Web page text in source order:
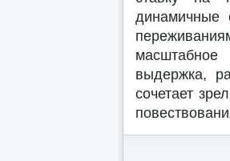
динамичные
выдержка,
сочетает